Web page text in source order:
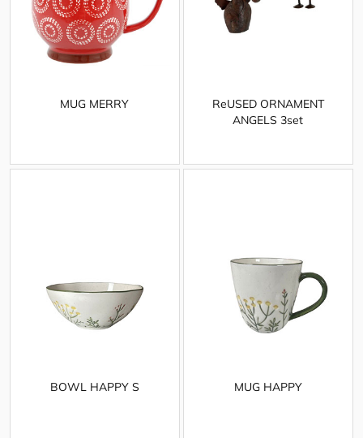
MUG MERRY
ReUSED ORNAMENT
ANGELS 3set
BOWL HAPPY S MUG HAPPY